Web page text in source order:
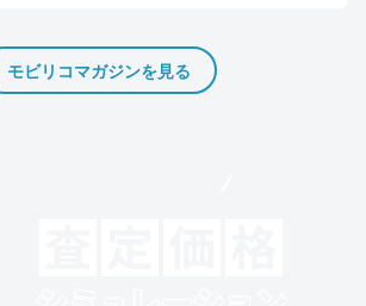
モビリコマガジンを見る